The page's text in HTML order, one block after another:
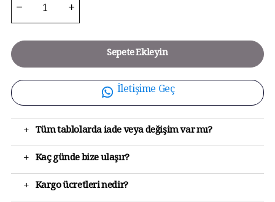
Sepete Ekleyin
İletişime Geç
+ Tüm tablolarda iade veya değişim var mı?
+ Kaç günde bize ulaşır?
+ Kargo ücretleri nedir?